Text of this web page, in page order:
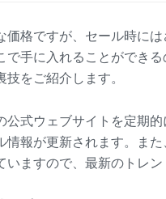
格ですが、セール時に
で手に入れることができ
をご紹介します。
公式ウェブサイトを定期
情報が更新されます。ま
ますので、最新のトレン